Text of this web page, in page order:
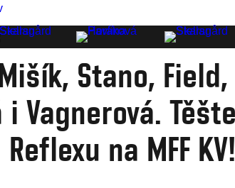
Stano, Field,
i Vagnerová.
na MFF KV!